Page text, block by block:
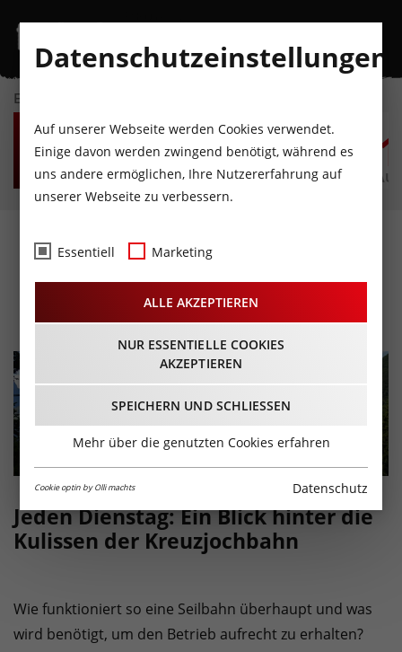
EVENTKALENDER
SO
9
AUGUST
MO
10
AUGUST
DI
11
AUGUST
MI
12
AUGUST
DO
13
AUGUST
Seilbahnführungen - Ein
Blick hinter die Kulissen
11.07. – 05.09.2023
Jeden Dienstag: Ein Blick hinter die
Kulissen der Kreuzjochbahn
Wie funktioniert so eine Seilbahn überhaupt und was
wird benötigt, um den Betrieb aufrecht zu erhalten?
Datenschutzeinstellungen
Auf unserer Webseite werden Cookies verwendet.
Einige davon werden zwingend benötigt, während es
uns andere ermöglichen, Ihre Nutzererfahrung auf
unserer Webseite zu verbessern.
Essentiell Marketing
ALLE AKZEPTIEREN
NUR ESSENTIELLE COOKIES
AKZEPTIEREN
SPEICHERN UND SCHLIESSEN
Mehr über die genutzten Cookies erfahren
Cookie optin by Olli machts Datenschutz